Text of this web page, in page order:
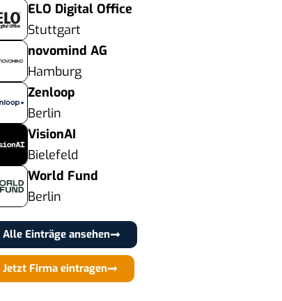
ELO Digital Office
Stuttgart
novomind AG
Hamburg
Zenloop
Berlin
VisionAI
Bielefeld
World Fund
Berlin
Alle Einträge ansehen
Jetzt Firma eintragen